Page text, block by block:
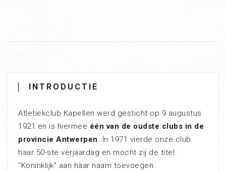
INTRODUCTIE
Atletiekclub Kapellen werd gesticht op 9 augustus
1921 en is hiermee één van de oudste clubs in de
provincie Antwerpen. In 1971 vierde onze club
haar 50-ste verjaardag en mocht zij de titel
“Koninklijk” aan haar naam toevoegen.